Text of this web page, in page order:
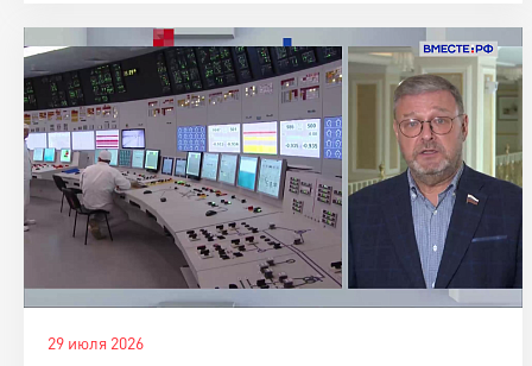
29 июля 2026